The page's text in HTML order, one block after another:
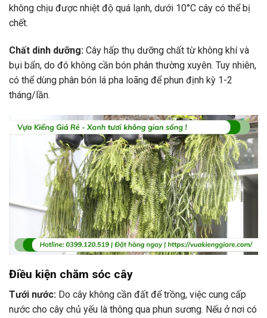
không chịu được nhiệt độ quá lạnh, dưới 10°C cây có thể bị
chết.
Chất dinh dưỡng: Cây hấp thụ dưỡng chất từ không khí và
bụi bẩn, do đó không cần bón phân thường xuyên. Tuy nhiên,
có thể dùng phân bón lá pha loãng để phun định kỳ 1-2
tháng/lần.
Điều kiện chăm sóc cây
Tưới nước: Do cây không cần đất để trồng, việc cung cấp
nước cho cây chủ yếu là thông qua phun sương. Nếu ở nơi có